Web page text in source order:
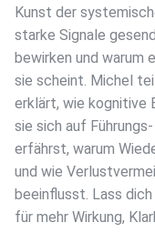
Kunst der
starke Signale
bewirken und warum
sie scheint. Michel
erklärt, wie kognitive
sie sich auf
erfährst, warum
und wie
beeinflusst. Lass
für mehr Wirkung,